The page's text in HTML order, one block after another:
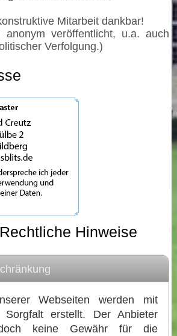
Mitarbeit dankbar!
anonym veröffentlicht, u.a. auch
Verfolgung.)
Hinweise
Webseiten werden mit
Sorgfalt erstellt. Der Anbieter
keine Gewähr für die